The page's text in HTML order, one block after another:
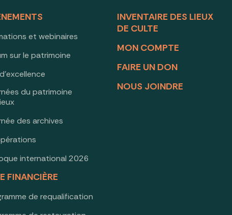
et webinaires
sur le patrimoine
du patrimoine
des archives
international 2026
FINANCIÈRE
de requalification
INVENTAIRE DES LIEUX
DE CULTE
MON COMPTE
FAIRE UN DON
NOUS JOINDRE